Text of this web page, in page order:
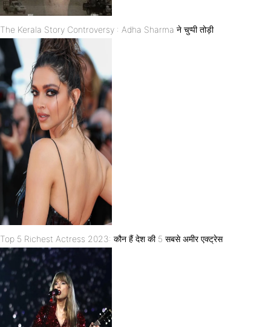
The Kerala Story Controversy : Adha Sharma ने चुप्पी तोड़ी
Top 5 Richest Actress 2023: कौन हैं देश की 5 सबसे अमीर एक्ट्रेस